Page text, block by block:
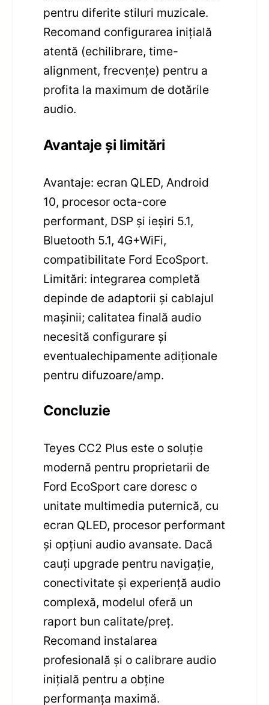
pentru diferite stiluri muzicale.
Recomand configurarea inițială
atentă (echilibrare, time-
alignment, frecvențe) pentru a
profita la maximum de dotările
audio.
Avantaje și limitări
Avantaje: ecran QLED, Android
10, procesor octa-core
performant, DSP și ieșiri 5.1,
Bluetooth 5.1, 4G+WiFi,
compatibilitate Ford EcoSport.
Limitări: integrarea completă
depinde de adaptorii și cablajul
mașinii; calitatea finală audio
necesită configurare și
eventualechipamente adiționale
pentru difuzoare/amp.
Concluzie
Teyes CC2 Plus este o soluție
modernă pentru proprietarii de
Ford EcoSport care doresc o
unitate multimedia puternică, cu
ecran QLED, procesor performant
și opțiuni audio avansate. Dacă
cauți upgrade pentru navigație,
conectivitate și experiență audio
complexă, modelul oferă un
raport bun calitate/preț.
Recomand instalarea
profesională și o calibrare audio
inițială pentru a obține
performanța maximă.